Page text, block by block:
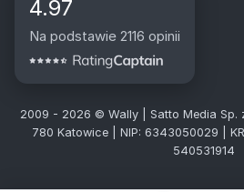
4.97
Na podstawie 2116 opinii
2009 - 2026 © Wally | Satto Media Sp.
780 Katowice | NIP: 6343050029 |
540531914